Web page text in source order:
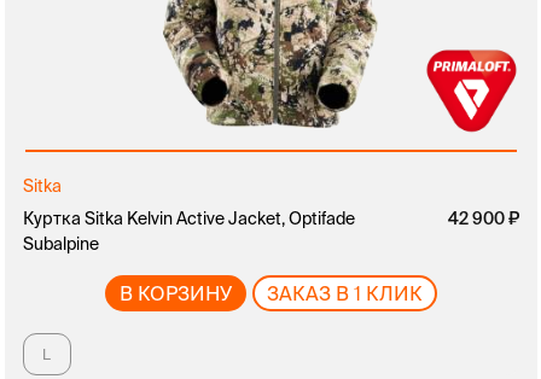
Sitka
Куртка Sitka Kelvin Active Jacket, Optifade
Subalpine
42 900
В КОРЗИНУ ЗАКАЗ В 1 КЛИК
L